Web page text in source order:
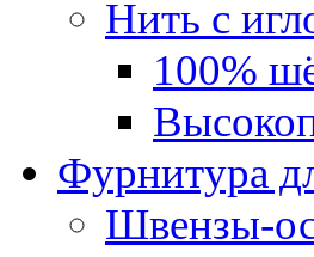
Нить с
100%
Фурнитура
Швензы-